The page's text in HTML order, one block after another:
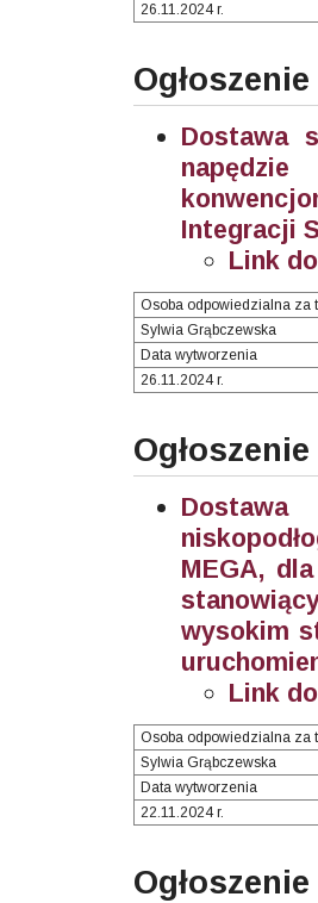
26.11.2024 r.
Dostawa
napędzie
Integracji
Link
Osoba odpowiedzialna za
Sylwia Grąbczewska
Data wytworzenia
26.11.2024 r.
MEGA,
wysokim
Link
Osoba odpowiedzialna za
Sylwia Grąbczewska
Data wytworzenia
22.11.2024 r.